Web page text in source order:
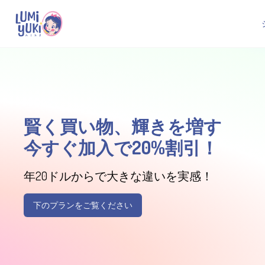
賢く買い物、輝きを増す
今すぐ加入で20%割引！
年20ドルからで大きな違いを実感！
下のプランをご覧ください